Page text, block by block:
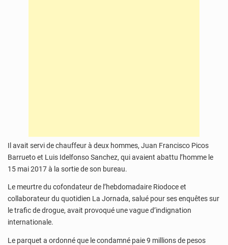
Il avait servi de chauffeur à deux hommes, Juan Francisco Picos
Barrueto et Luis Idelfonso Sanchez, qui avaient abattu l’homme le
15 mai 2017 à la sortie de son bureau.
Le meurtre du cofondateur de l’hebdomadaire Riodoce et
collaborateur du quotidien La Jornada, salué pour ses enquêtes sur
le trafic de drogue, avait provoqué une vague d’indignation
internationale.
Le parquet a ordonné que le condamné paie 9 millions de pesos